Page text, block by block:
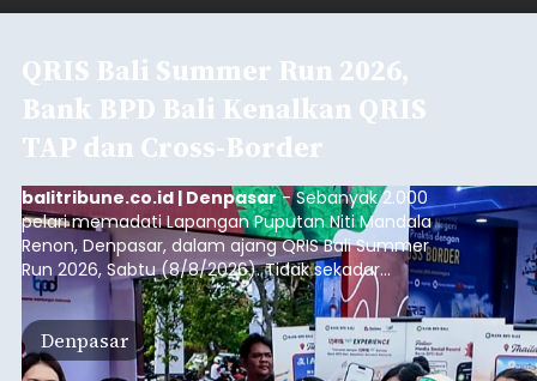
QRIS Bali Summer Run 2026,
Bank BPD Bali Kenalkan QRIS
TAP dan Cross-Border
balitribune.co.id | Denpasar- Sebanyak 2.000
pelari memadati Lapangan Puputan Niti Mandala
Renon, Denpasar, dalam ajang QRIS Bali Summer
Run 2026, Sabtu (8/8/2026). Tidak sekadar
menjadi arena olahraga dengan kategori 5K dan
10K, kegiatan yang digelar Kantor Perwakilan Bank
Indonesia (BI) Provinsi Bali itu juga menjadi ruang
edukasi dan penguatan ekosistem transaksi
Denpasar